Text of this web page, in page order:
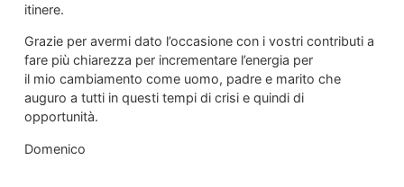
itinere.
Grazie per avermi dato l’occasione con i vostri contributi a
fare più chiarezza per incrementare l’energia per
il mio cambiamento come uomo, padre e marito che
auguro a tutti in questi tempi di crisi e quindi di
opportunità.
Domenico